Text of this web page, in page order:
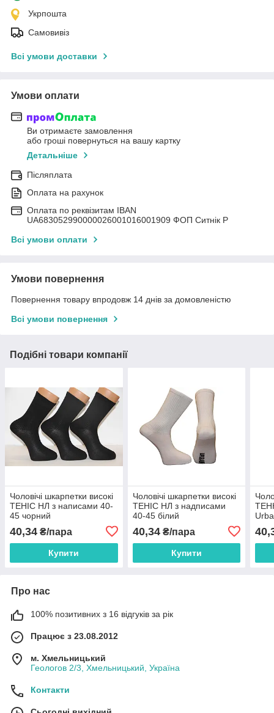
Укрпошта
Самовивіз
Всі умови доставки
Умови оплати
Ви отримаєте замовлення
або гроші повернуться на вашу картку
Детальніше
Післяплата
Оплата на рахунок
Оплата по реквізитам IBAN
UА683052990000026001016001909 ФОП Ситнік Р
Всі умови оплати
Умови повернення
Повернення товару впродовж 14 днів за домовленістю
Всі умови повернення
Подібні товари компанії
Чоловічі шкарпетки високі
ТЕНІС НЛ з написами 40-
45 чорний
40,34 ₴/пара
Купити
Чоловічі шкарпетки високі
ТЕНІС НЛ з надписами
40-45 білий
40,34₴/пара
Купити
Про нас
100% позитивних з 16 відгуків за рік
Працює з 23.08.2012
м. Хмельницький
Геологов 2/3, Хмельницький, Україна
Контакти